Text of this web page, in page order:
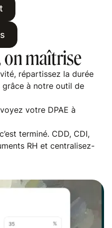
on maîtrise
répartissez la durée
à notre outil de
votre DPAE à
terminé. CDD, CDI,
RH et centralisez-